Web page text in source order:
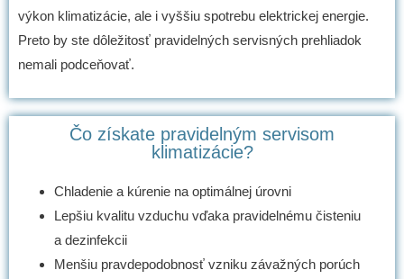
výkon klimatizácie, ale i vyššiu spotrebu elektrickej energie.
Preto by ste dôležitosť pravidelných servisných prehliadok
nemali podceňovať.
Čo získate pravidelným servisom
klimatizácie?
Chladenie a kúrenie na optimálnej úrovni
Lepšiu kvalitu vzduchu vďaka pravidelnému čisteniu
a dezinfekcii
Menšiu pravdepodobnosť vzniku závažných porúch